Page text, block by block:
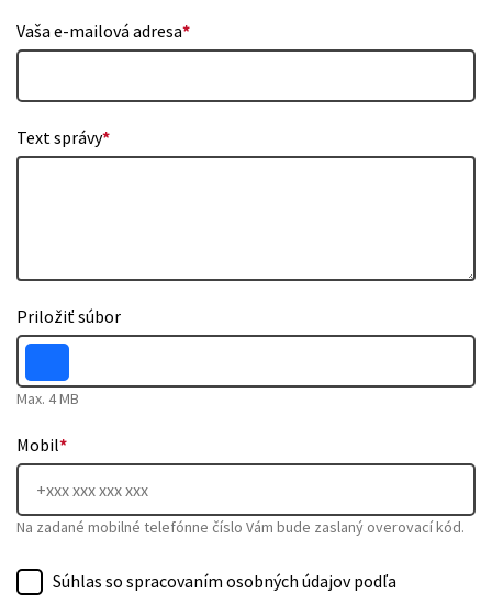
Vaša e-mailová adresa*
Text správy*
Priložiť súbor
Max. 4 MB
Mobil*
Na zadané mobilné telefónne číslo Vám bude zaslaný overovací kód.
Súhlas so spracovaním osobných údajov podľa